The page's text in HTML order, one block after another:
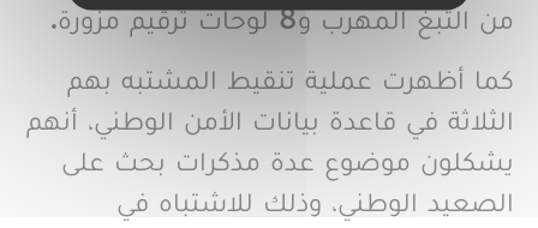
من التبغ المهرب و8 لوحات ترقيم مزورة.
كما أظهرت عملية تنقيط المشتبه بهم
الثلاثة في قاعدة بيانات الأمن الوطني، أنهم
يشكلون موضوع عدة مذكرات بحث على
الصعيد الوطني، وذلك للاشتباه في